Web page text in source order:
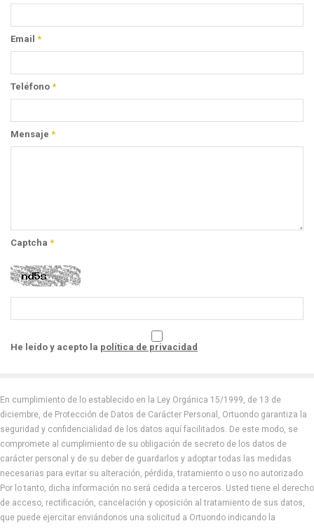
Email *
Teléfono *
Mensaje *
Captcha *
He leído y acepto la política de privacidad
En cumplimiento de lo establecido en la Ley Orgánica 15/1999, de 13 de
diciembre, de Protección de Datos de Carácter Personal, Ortuondo garantiza la
seguridad y confidencialidad de los datos aquí facilitados. De este modo, se
compromete al cumplimiento de su obligación de secreto de los datos de
carácter personal y de su deber de guardarlos y adoptar todas las medidas
necesarias para evitar su alteración, pérdida, tratamiento o uso no autorizado.
Por lo tanto, dicha información no será cedida a terceros. Usted tiene el derecho
de acceso, rectificación, cancelación y oposición al tratamiento de sus datos,
que puede ejercitar enviándonos una solicitud a Ortuondo indicando la